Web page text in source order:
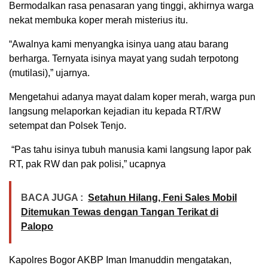
Bermodalkan rasa penasaran yang tinggi, akhirnya warga
nekat membuka koper merah misterius itu.
“Awalnya kami menyangka isinya uang atau barang
berharga. Ternyata isinya mayat yang sudah terpotong
(mutilasi),” ujarnya.
Mengetahui adanya mayat dalam koper merah, warga pun
langsung melaporkan kejadian itu kepada RT/RW
setempat dan Polsek Tenjo.
“Pas tahu isinya tubuh manusia kami langsung lapor pak
RT, pak RW dan pak polisi,” ucapnya
BACA JUGA : Setahun Hilang, Feni Sales Mobil
Ditemukan Tewas dengan Tangan Terikat di
Palopo
Kapolres Bogor AKBP Iman Imanuddin mengatakan,